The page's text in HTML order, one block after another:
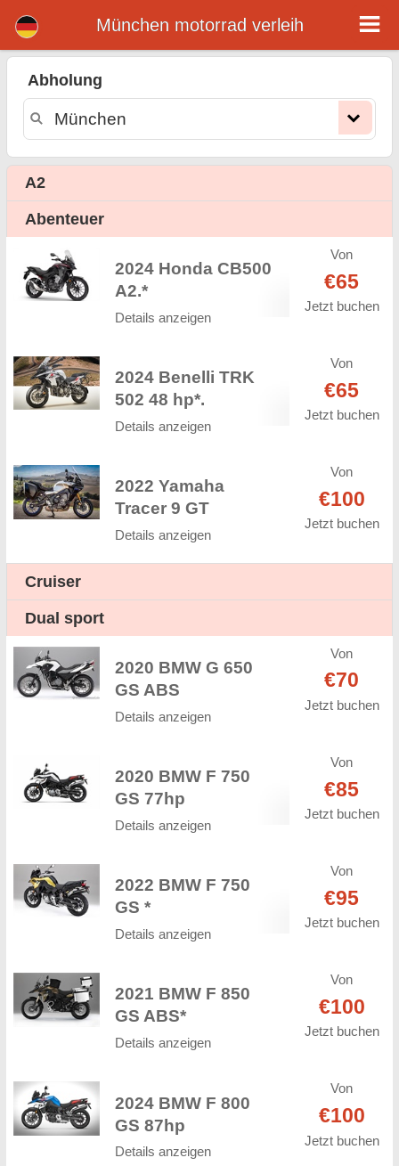
München motorrad verleih
München motorrad vermietung. Günstige Mietpreise für motorrad in München. motorrad mieten in München. Unsere München
Online-Sofort verfügbar auf motorrad vermitung in München - Unbegrenzte Kilometer, GPS, motorrad Reitausrüstung,
grenzüberschreitende Vermietung.
München motorrad verleih
Abholung
A2
Abenteuer
2024 Honda CB500
A2.*
Details anzeigen
Von
€65
Jetzt buchen
2024 Benelli TRK
502 48 hp*.
Details anzeigen
Von
€65
Jetzt buchen
2022 Yamaha
Tracer 9 GT
Details anzeigen
Von
€100
Jetzt buchen
Cruiser
Dual sport
2020 BMW G 650
GS ABS
Details anzeigen
Von
€70
Jetzt buchen
2020 BMW F 750
GS 77hp
Details anzeigen
Von
€85
Jetzt buchen
2022 BMW F 750
GS *
Details anzeigen
Von
€95
Jetzt buchen
2021 BMW F 850
GS ABS*
Details anzeigen
Von
€100
Jetzt buchen
2024 BMW F 800
GS 87hp
Details anzeigen
Von
€100
Jetzt buchen